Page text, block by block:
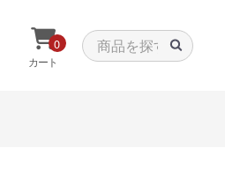
0
カート